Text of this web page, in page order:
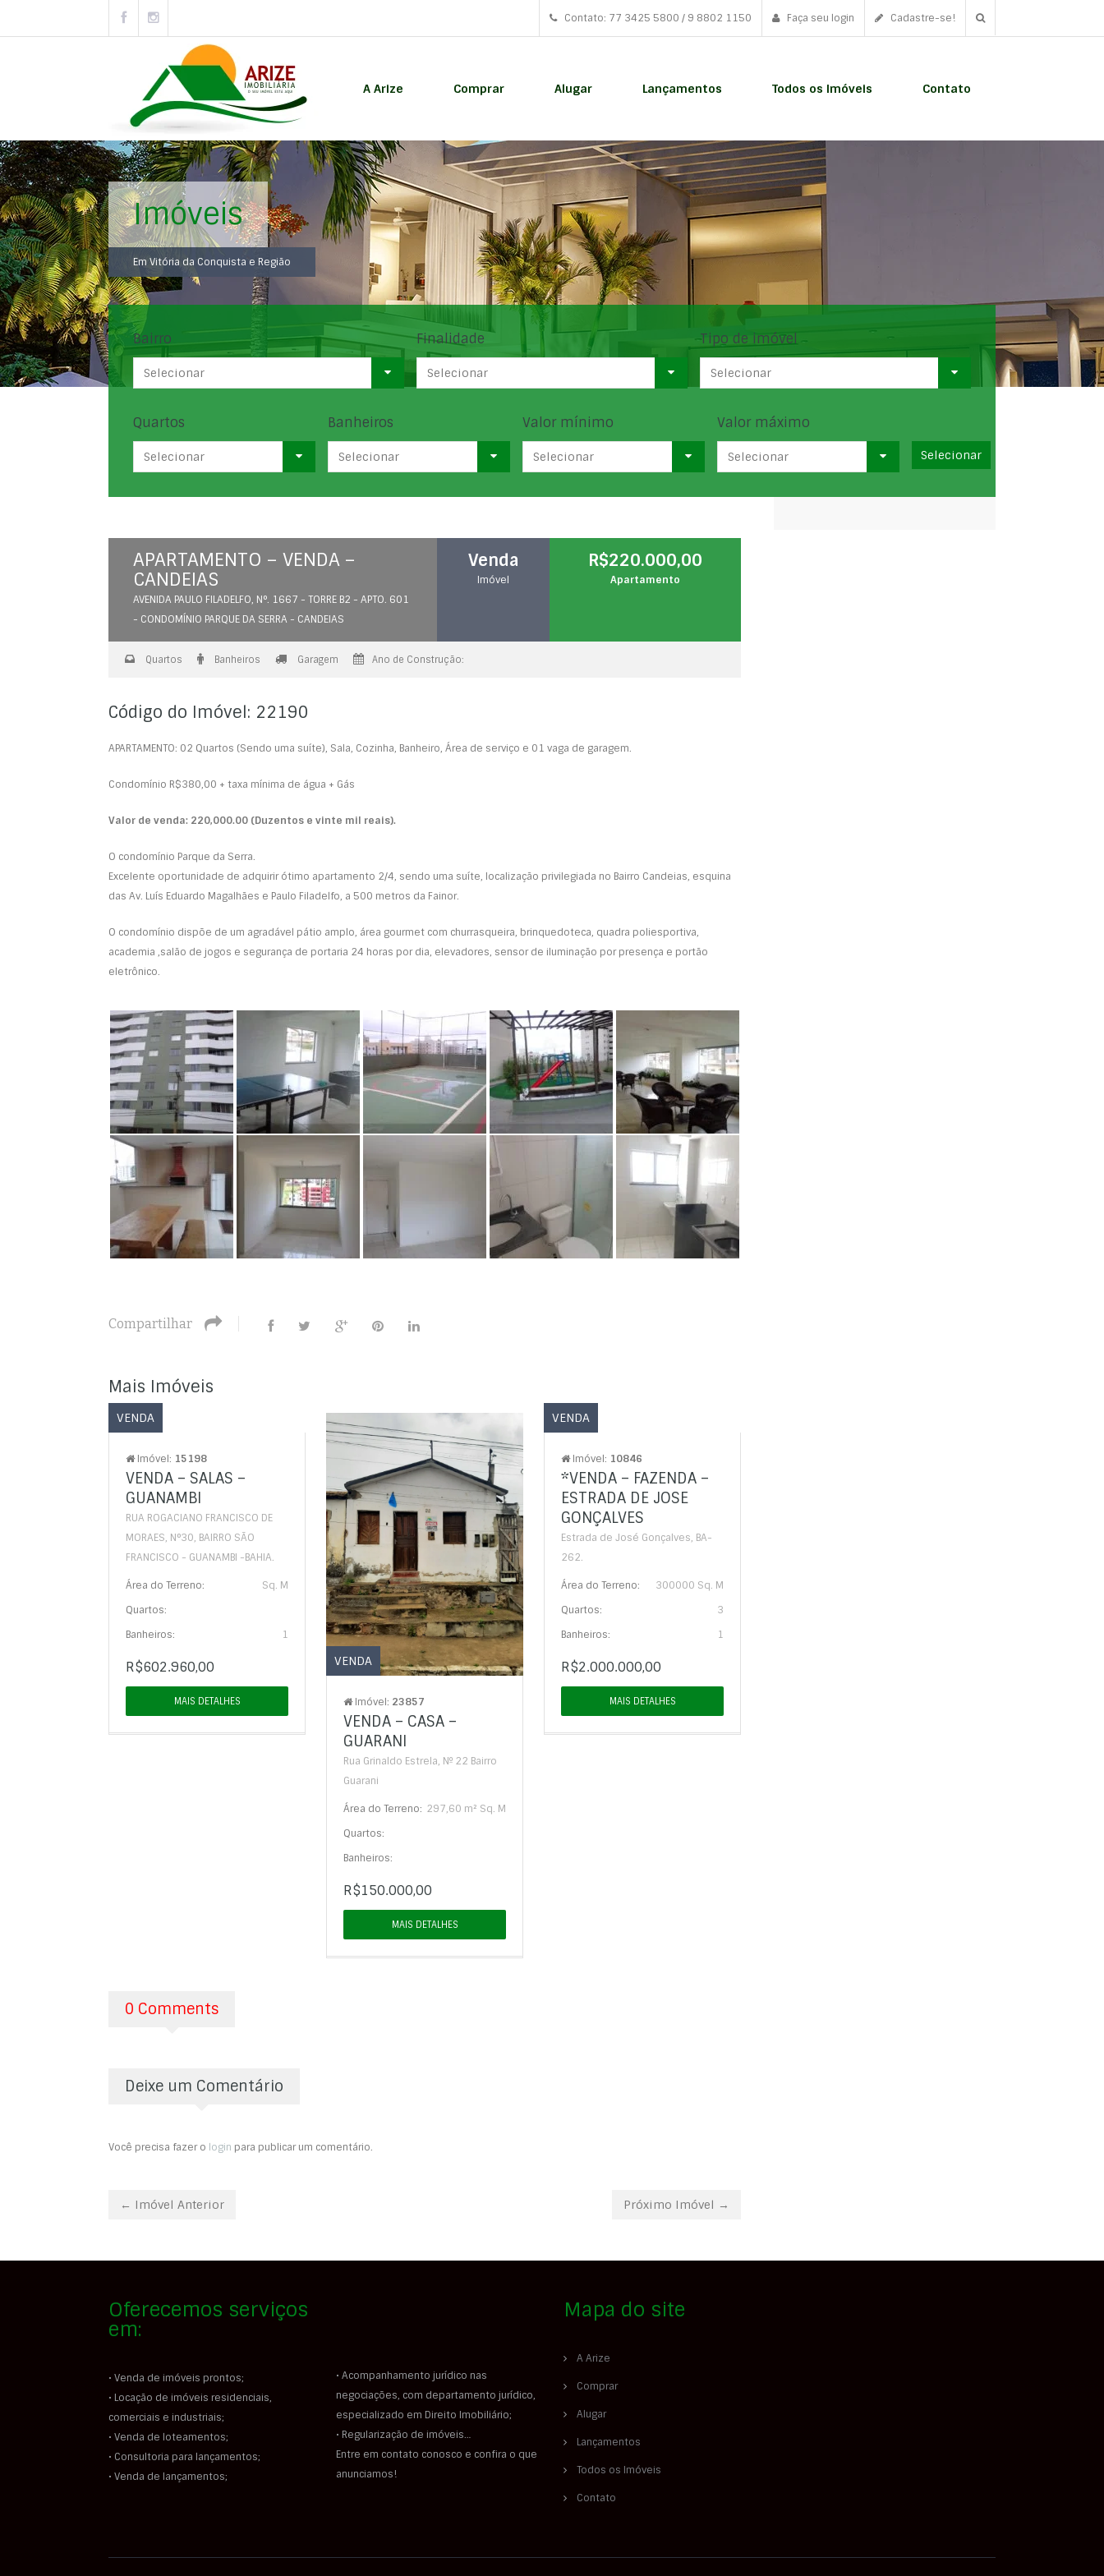
Contato: 77 3425 5800 / 9 8802 1150 Faça seu login Cadastre-se!
A Arize Comprar Alugar Lançamentos Todos os Imóveis Contato
Imóveis
Em Vitória da Conquista e Região
Bairro
Selecionar
Finalidade
Selecionar
Tipo de imóvel
Selecionar
Quartos
Selecionar
Banheiros
Selecionar
Valor mínimo
Selecionar
Valor máximo
Selecionar
APARTAMENTO – VENDA –
CANDEIAS
AVENIDA PAULO FILADELFO, N°. 1667 - TORRE B2 - APTO. 601
- CONDOMÍNIO PARQUE DA SERRA - CANDEIAS
Venda
Imóvel
R$220.000,00
Apartamento
Quartos Banheiros Garagem Ano de Construção:
Código do Imóvel: 22190
APARTAMENTO: 02 Quartos (Sendo uma suíte), Sala, Cozinha, Banheiro, Área de serviço e 01 vaga de garagem.
Condomínio R$380,00 + taxa mínima de água + Gás
Valor de venda: 220,000.00 (Duzentos e vinte mil reais).
O condomínio Parque da Serra.
Excelente oportunidade de adquirir ótimo apartamento 2/4, sendo uma suíte, localização privilegiada no Bairro Candeias, esquina
das Av. Luís Eduardo Magalhães e Paulo Filadelfo, a 500 metros da Fainor.
O condomínio dispõe de um agradável pátio amplo, área gourmet com churrasqueira, brinquedoteca, quadra poliesportiva,
academia ,salão de jogos e segurança de portaria 24 horas por dia, elevadores, sensor de iluminação por presença e portão
eletrônico.
Compartilhar
Mais Imóveis
VENDA
Imóvel: 15198
VENDA – SALAS –
GUANAMBI
RUA ROGACIANO FRANCISCO DE
MORAES, N°30, BAIRRO SÃO
FRANCISCO - GUANAMBI -BAHIA.
Área do Terreno:
Sq. M
Quartos:
Banheiros:
1
R$602.960,00
MAIS DETALHES
VENDA
Imóvel: 23857
VENDA – CASA –
GUARANI
Rua Grinaldo Estrela, Nº 22 Bairro
Guarani
Área do Terreno: 297,60 m² Sq. M
Quartos:
Banheiros:
R$150.000,00
MAIS DETALHES
VENDA
Imóvel: 10846
*VENDA – FAZENDA –
ESTRADA DE JOSE
GONÇALVES
Estrada de José Gonçalves, BA-
262.
Área do Terreno:
300000 Sq. M
Quartos:
3
Banheiros:
1
R$2.000.000,00
MAIS DETALHES
0 Comments
Deixe um Comentário
Você precisa fazer o login para publicar um comentário.
← Imóvel Anterior Próximo Imóvel →
Oferecemos serviços
em:
• Venda de imóveis prontos;
• Locação de imóveis residenciais,
comerciais e industriais;
• Venda de loteamentos;
• Consultoria para lançamentos;
• Venda de lançamentos;
• Acompanhamento jurídico nas
negociações, com departamento jurídico,
especializado em Direito Imobiliário;
• Regularização de imóveis…
Entre em contato conosco e confira o que
anunciamos!
Mapa do site
A Arize
Comprar
Alugar
Lançamentos
Todos os Imóveis
Contato